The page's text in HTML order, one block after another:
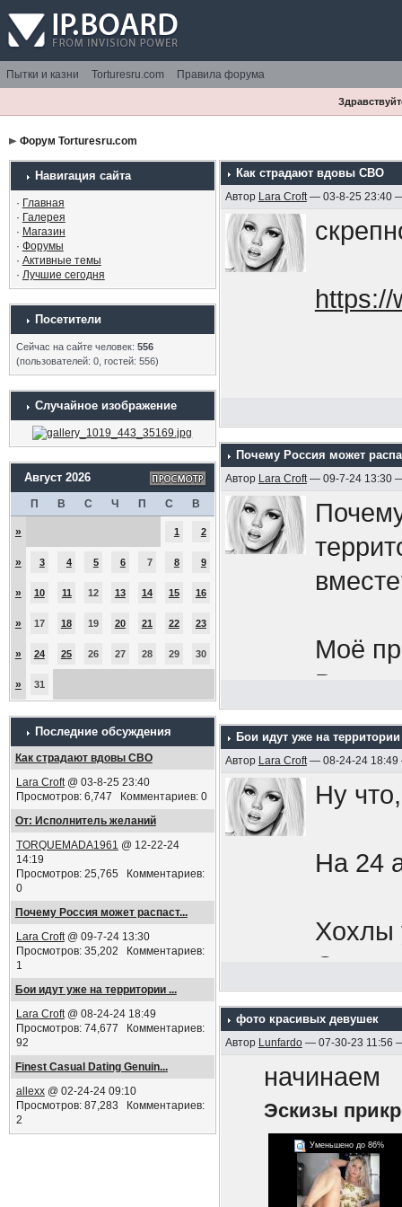
Пытки и казни Torturesru.com Правила форума
Форум Torturesru.com
Навигация сайта
· Главная
· Галерея
· Магазин
· Форумы
· Активные темы
· Лучшие сегодня
Посетители
Сейчас на сайте человек: 556
(пользователей: 0, гостей: 556)
Случайное изображение
Август 2026
П В С Ч П С В
» 1 2
» 3 4 5 6 7 8 9
» 10 11 12 13 14 15 16
» 17 18 19 20 21 22 23
» 24 25 26 27 28 29 30
» 31
Последние обсуждения
Как страдают вдовы СВО
Lara Croft@ 03-8-25 23:40
Просмотров: 6,747 Комментариев: 0
От: Исполнитель желаний
TORQUEMADA1961 @ 12-22-24
14:19
Просмотров: 25,765 Комментариев:
0
Почему Россия может распаст...
Lara Croft@ 09-7-24 13:30
Просмотров: 35,202 Комментариев:
1
Бои идут уже на территории ...
Lara Croft@ 08-24-24 18:49
Просмотров: 74,677 Комментариев:
92
Finest Сasual Dating Genuin...
allexx@ 02-24-24 09:10
Просмотров: 87,283 Комментариев:
2
Как страдают вдовы СВО
Автор Lara Croft— 03-8-25 23:40
https://
Почему Россия может
Автор Lara Croft— 09-7-24 13:30
Моё
Всу
бы:в
как
будь
ПЫСЫ
Бои идут уже на
Автор Lara Croft— 08-24-24 18:49
Ну
На 24
Хохлы
бреши,
в
фото красивых девушек
Автор Lunfardo— 07-30-23 11:56
начинаем
Эскизы
Уменьшено до 86%